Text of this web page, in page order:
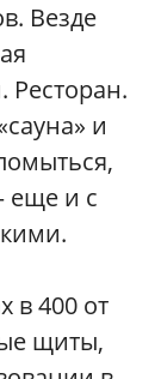
Везде
Ресторан.
и
еще и с
в 400 от
щиты,